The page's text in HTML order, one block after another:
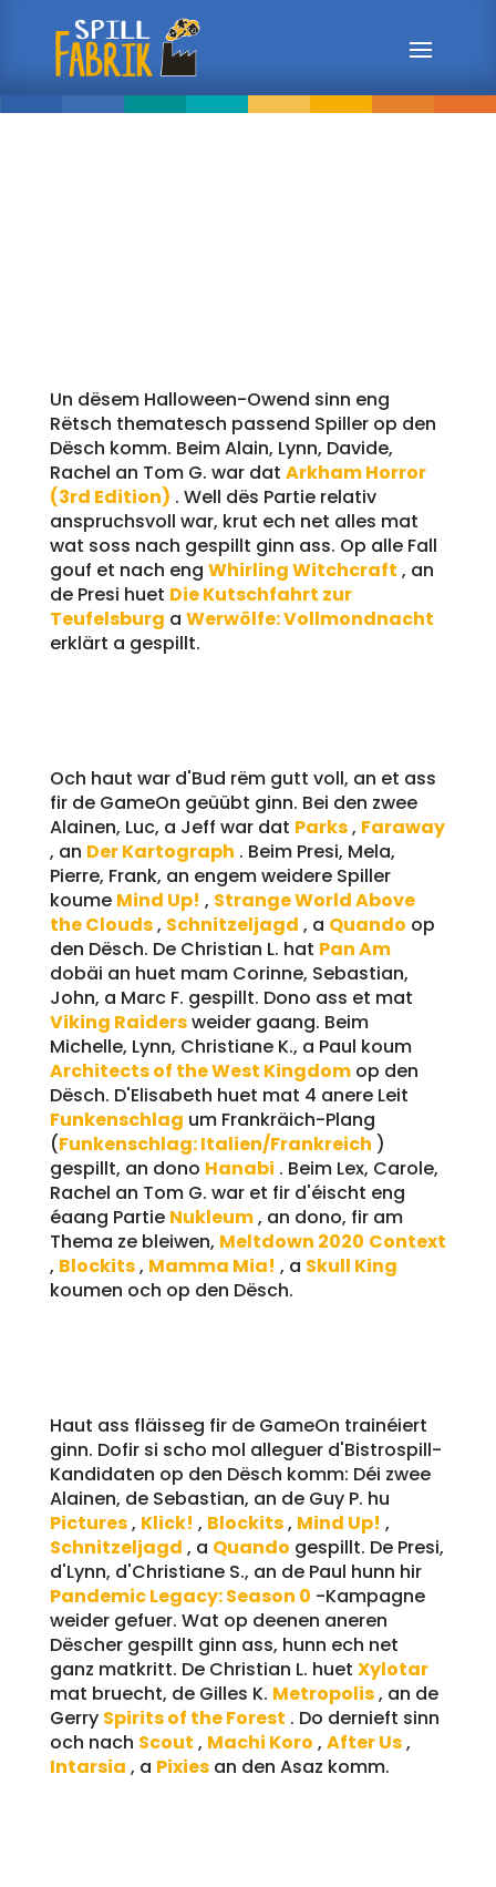
Un dësem Halloween-Owend sinn eng
Rëtsch thematesch passend Spiller op den
Dësch komm. Beim Alain, Lynn, Davide,
Rachel an Tom G. war dat Arkham Horror
(3rd Edition) . Well dës Partie relativ
anspruchsvoll war, krut ech net alles mat
wat soss nach gespillt ginn ass. Op alle Fall
gouf et nach eng Whirling Witchcraft , an
de Presi huet Die Kutschfahrt zur
Teufelsburg a Werwölfe: Vollmondnacht
erklärt a gespillt.
Och haut war d'Bud rëm gutt voll, an et ass
fir de GameOn geüübt ginn. Bei den zwee
Alainen, Luc, a Jeff war dat Parks, Faraway
, an Der Kartograph . Beim Presi, Mela,
Pierre, Frank, an engem weidere Spiller
koume Mind Up! , Strange World Above
the Clouds, Schnitzeljagd , a Quando op
den Dësch. De Christian L. hat Pan Am
dobäi an huet mam Corinne, Sebastian,
John, a Marc F. gespillt. Dono ass et mat
Viking Raidersweider gaang. Beim
Michelle, Lynn, Christiane K., a Paul koum
Architects of the West Kingdom op den
Dësch. D'Elisabeth huet mat 4 anere Leit
Funkenschlag um Frankräich-Plang
(Funkenschlag: Italien/Frankreich )
gespillt, an dono Hanabi . Beim Lex, Carole,
Rachel an Tom G. war et fir d'éischt eng
éaang Partie Nukleum, an dono, fir am
Thema ze bleiwen, Meltdown 2020 Context
, Blockits, Mamma Mia! , a Skull King
koumen och op den Dësch.
Haut ass fläisseg fir de GameOn trainéiert
ginn. Dofir si scho mol alleguer d'Bistrospill-
Kandidaten op den Dësch komm: Déi zwee
Alainen, de Sebastian, an de Guy P. hu
Pictures, Klick! , Blockits, Mind Up! ,
Schnitzeljagd , a Quando gespillt. De Presi,
d'Lynn, d'Christiane S., an de Paul hunn hir
Pandemic Legacy: Season 0 -Kampagne
weider gefuer. Wat op deenen aneren
Dëscher gespillt ginn ass, hunn ech net
ganz matkritt. De Christian L. huet Xylotar
mat bruecht, de Gilles K. Metropolis, an de
Gerry Spirits of the Forest . Do dernieft sinn
och nach Scout , Machi Koro , After Us,
Intarsia , a Pixies an den Asaz komm.